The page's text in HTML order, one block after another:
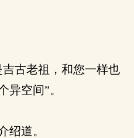
古老祖，和您一样也
异空间”。
绍道。